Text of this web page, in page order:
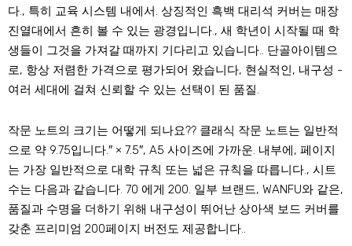
다., 특히 교육 시스템 내에서. 상징적인 흑백 대리석 커버는 매장
진열대에서 흔히 볼 수 있는 광경입니다., 새 학년이 시작될 때 학
생들이 그것을 가져갈 때까지 기다리고 있습니다.. 단골아이템으
로, 항상 저렴한 가격으로 평가되어 왔습니다, 현실적인, 내구성 -
여러 세대에 걸쳐 신뢰할 수 있는 선택이 된 품질.
작문 노트의 크기는 어떻게 되나요?? 클래식 작문 노트는 일반적
으로 약 9.75입니다.″ × 7.5″, A5 사이즈에 가까운. 내부에, 페이지
는 가장 일반적으로 대학 규칙 또는 넓은 규칙을 따릅니다., 시트
수는 다음과 같습니다. 70 에게 200. 일부 브랜드, WANFU와 같은,
품질과 수명을 더하기 위해 내구성이 뛰어난 상아색 보드 커버를
갖춘 프리미엄 200페이지 버전도 제공합니다..